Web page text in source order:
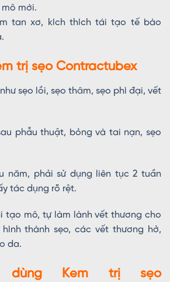
mới.
tan xơ, kích thích tái tạo tế bào
trị sẹo Contractubex
sẹo lồi, sẹo thâm, sẹo phì đại, vết
phẫu thuật, bỏng và tai nạn, sẹo
năm, phải sử dụng liên tục 2 tuần
tác dụng rõ rệt.
tạo mô, tự làm lành vết thương cho
thành sẹo, các vết thương hở,
da.
dùng Kem trị sẹo